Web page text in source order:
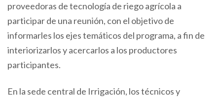
proveedoras de tecnología de riego agrícola a
participar de una reunión, con el objetivo de
informarles los ejes temáticos del programa, a fin de
interiorizarlos y acercarlos a los productores
participantes.
En la sede central de Irrigación, los técnicos y